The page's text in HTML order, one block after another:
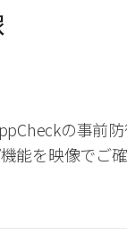
の事前
能を映像でご